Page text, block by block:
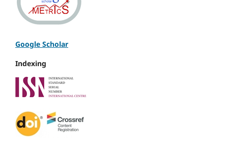
Google Scholar
Indexing